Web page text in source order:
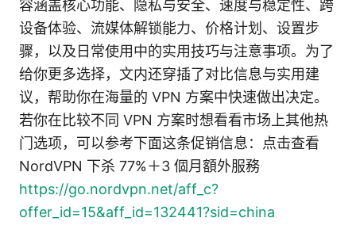
容涵盖核心功能、隐私与安全、速度与稳定性、跨
设备体验、流媒体解锁能力、价格计划、设置步
骤，以及日常使用中的实用技巧与注意事项。为了
给你更多选择，文内还穿插了对比信息与实用建
议，帮助你在海量的 VPN 方案中快速做出决定。
若你在比较不同 VPN 方案时想看看市场上其他热
门选项，可以参考下面这条促销信息：点击查看
NordVPN 下杀 77%＋3 個月額外服務
https://go.nordvpn.net/aff_c?
offer_id=15&aff_id=132441?sid=china